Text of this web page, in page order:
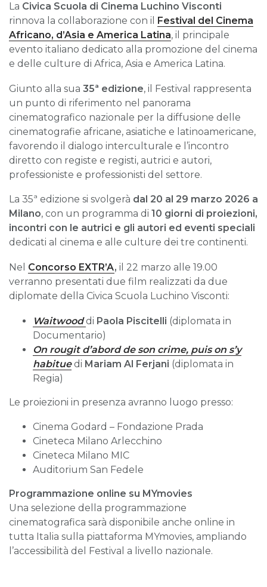
La Civica Scuola di Cinema Luchino Visconti
rinnova la collaborazione con il
Festival del Cinema
Africano, d’Asia e America Latina, il principale
evento italiano dedicato alla promozione del cinema
e delle culture di Africa, Asia e America Latina.
Giunto alla sua 35ª edizione, il Festival rappresenta
un punto di riferimento nel panorama
cinematografico nazionale per la diffusione delle
cinematografie africane, asiatiche e latinoamericane,
favorendo il dialogo interculturale e l’incontro
diretto con registe e registi, autrici e autori,
professioniste e professionisti del settore.
La 35ª edizione si svolgerà dal 20 al 29 marzo 2026 a
Milano, con un programma di 10 giorni di proiezioni,
incontri con le autrici e gli autori ed eventi speciali
dedicati al cinema e alle culture dei tre continenti.
Nel Concorso EXTR’A, il 22 marzo alle 19.00
verranno presentati due film realizzati da due
diplomate della Civica Scuola Luchino Visconti:
Waitwood di Paola Piscitelli (diplomata in
Documentario)
On rougit d’abord de son crime, puis on s’y
habituedi Mariam Al Ferjani (diplomata in
Regia)
Le proiezioni in presenza avranno luogo presso:
Cinema Godard – Fondazione Prada
Cineteca Milano Arlecchino
Cineteca Milano MIC
Auditorium San Fedele
Programmazione online su MYmovies
Una selezione della programmazione
cinematografica sarà disponibile anche online in
tutta Italia sulla piattaforma MYmovies, ampliando
l’accessibilità del Festival a livello nazionale.